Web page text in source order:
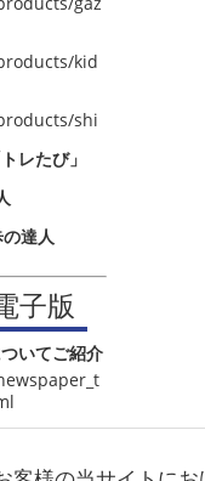
kid
shi
レたび」
達人
子版
いてご紹介